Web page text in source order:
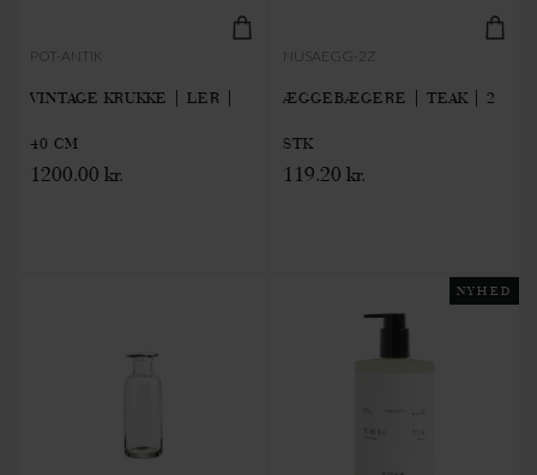
POT-ANTIK
VINTAGE KRUKKE | LER |
40 CM
1200.00 kr.
NUSAEGG-2Z
ÆGGEBÆGERE | TEAK | 2
STK
119.20 kr.
NYHED